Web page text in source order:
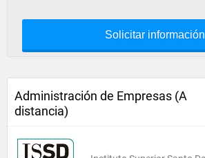
Solicitar información
Administración de Empresas (A
distancia)